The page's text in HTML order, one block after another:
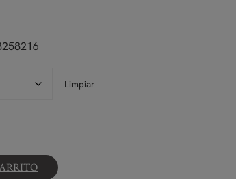
Limpiar